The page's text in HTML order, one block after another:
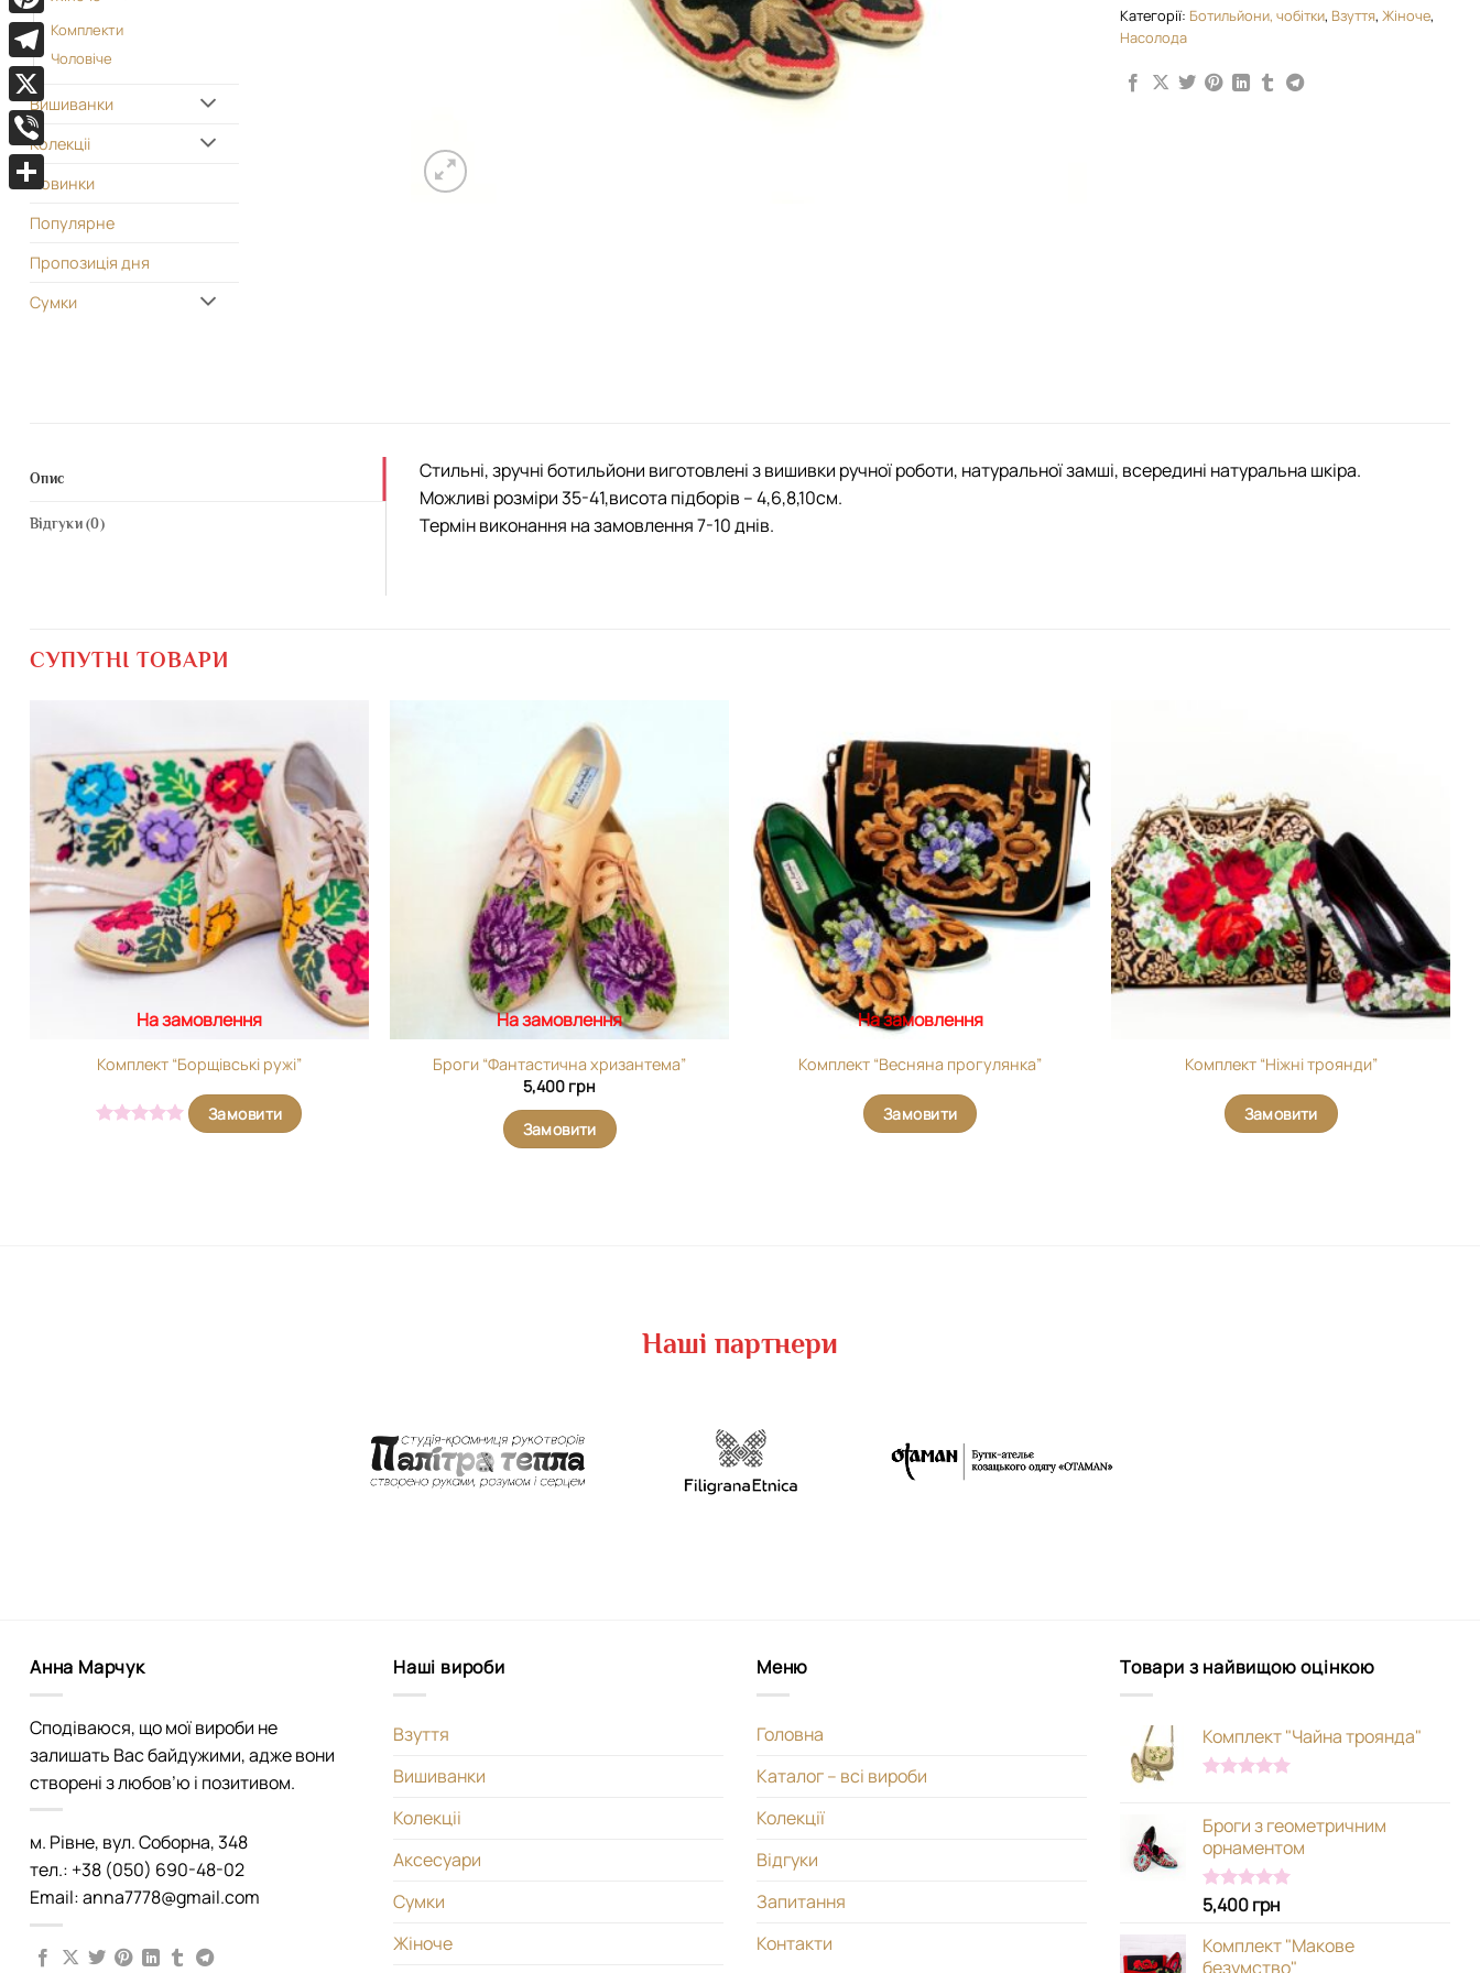
Комплекти
Чоловіче
Вишиванки
Колекціі
Новинки
Популярне
Пропозиція дня
Сумки
Категорії: Ботильйони, чобітки, Взуття, Жіноче,
Насолода
Опис
Відгуки (0)
Стильні, зручні ботильйони виготовлені з вишивки ручної роботи, натуральної замші, всередині натуральна шкіра.
Можливі розміри 35-41,висота підборів – 4,6,8,10см.
Термін виконання на замовлення 7-10 днів.
СУПУТНІ ТОВАРИ
Додати
виріб у
вибране
На замовлення
Комплект “Борщівські ружі”
Замовити
На замовлення
Броги “Фантастична хризантема”
5,400 грн
Замовити
Додати
виріб у
вибране
На замовлення
Комплект “Весняна прогулянка”
Замовити
Комплект “Ніжні троянди”
Замовити
Наші партнери
Анна Марчук
Сподіваюся, що мої вироби не
залишать Вас байдужими, адже вони
створені з любов’ю і позитивом.
м. Рівне, вул. Соборна, 348
тел.: +38 (050) 690-48-02
Email: anna7778@gmail.com
Наші вироби
Взуття
Вишиванки
Колекціі
Аксесуари
Сумки
Жіноче
Меню
Головна
Каталог – всі вироби
Колекції
Відгуки
Запитання
Контакти
Товари з найвищою оцінкою
Комплект "Чайна троянда"
Броги з геометричним
орнаментом
Оцінено в
5.00
з 5
5,400грн
Комплект "Макове
безумство"
Pinterest
Telegram
X
Viber